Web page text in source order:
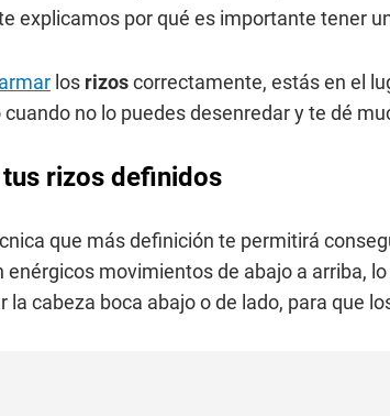
explicamos por qué es importante tener
los rizoscorrectamente, estás en el
no lo puedes desenredar y te dé
rizos definidos
que más definición te permitirá
enérgicos movimientos de abajo a arriba,
la cabeza boca abajo o de lado, para que